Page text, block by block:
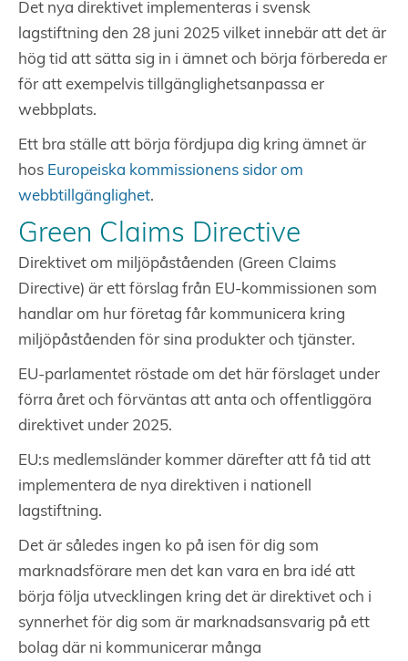
Det nya direktivet implementeras i svensk
lagstiftning den 28 juni 2025 vilket innebär att det är
hög tid att sätta sig in i ämnet och börja förbereda er
för att exempelvis tillgänglighetsanpassa er
webbplats.
Ett bra ställe att börja fördjupa dig kring ämnet är
hos Europeiska kommissionens sidor om
webbtillgänglighet.
Green Claims Directive
Direktivet om miljöpåståenden (Green Claims
Directive) är ett förslag från EU-kommissionen som
handlar om hur företag får kommunicera kring
miljöpåståenden för sina produkter och tjänster.
EU-parlamentet röstade om det här förslaget under
förra året och förväntas att anta och offentliggöra
direktivet under 2025.
EU:s medlemsländer kommer därefter att få tid att
implementera de nya direktiven i nationell
lagstiftning.
Det är således ingen ko på isen för dig som
marknadsförare men det kan vara en bra idé att
börja följa utvecklingen kring det är direktivet och i
synnerhet för dig som är marknadsansvarig på ett
bolag där ni kommunicerar många